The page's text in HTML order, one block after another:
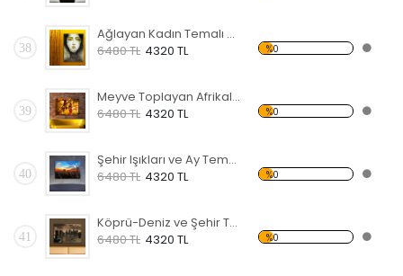
38
Ağlayan Kadın Temalı Kanvas Tablo
6480 TL 4320 TL %0
39
Meyve Toplayan Afrikalı Kadınlar Kanvas Tablo
6480 TL 4320 TL %0
40
Şehir Işıkları ve Ay Temalı Kanvas Tablo
6480 TL 4320 TL %0
41
Köprü-Deniz ve Şehir Temalı Kanvas Tablo
6480 TL 4320 TL %0